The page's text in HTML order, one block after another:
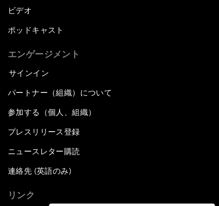
ビデオ
ポッドキャスト
エンゲージメント
サインイン
パートナー（組織）について
参加する（個人、組織）
プレスリリース登録
ニュースレター購読
連絡先 (英語のみ)
リンク